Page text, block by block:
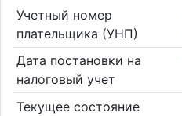
Учетный номер
плательщика (УНП)
Дата постановки на
налоговый учет
Текущее состояние